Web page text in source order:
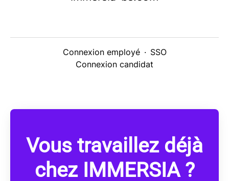
Connexion employé · SSO
Connexion candidat
Vous travaillez déjà
chez IMMERSIA ?